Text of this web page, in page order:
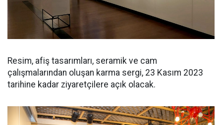
Resim, afiş tasarımları, seramik ve cam
çalışmalarından oluşan karma sergi, 23 Kasım 2023
tarihine kadar ziyaretçilere açık olacak.